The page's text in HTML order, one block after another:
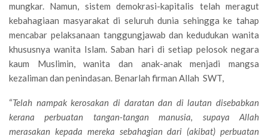
mungkar. Namun, sistem demokrasi-kapitalis telah meragut
kebahagiaan masyarakat di seluruh dunia sehingga ke tahap
mencabar pelaksanaan tanggungjawab dan kedudukan wanita
khususnya wanita Islam. Saban hari di setiap pelosok negara
kaum Muslimin, wanita dan anak-anak menjadi mangsa
kezaliman dan penindasan. Benarlah firman Allah SWT,
“Telah nampak kerosakan di daratan dan di lautan disebabkan
kerana perbuatan tangan-tangan manusia, supaya Allah
merasakan kepada mereka sebahagian dari (akibat) perbuatan